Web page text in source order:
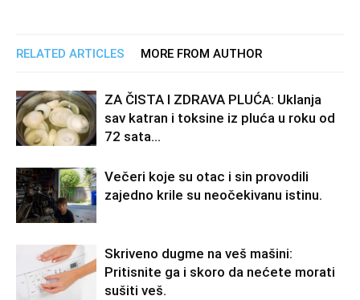
RELATED ARTICLES MORE FROM AUTHOR
ZA ČISTA I ZDRAVA PLUĆA: Uklanja
sav katran i toksine iz pluća u roku od
72 sata…
Večeri koje su otac i sin provodili
zajedno krile su neočekivanu istinu.
Skriveno dugme na veš mašini:
Pritisnite ga i skoro da nećete morati
sušiti veš.